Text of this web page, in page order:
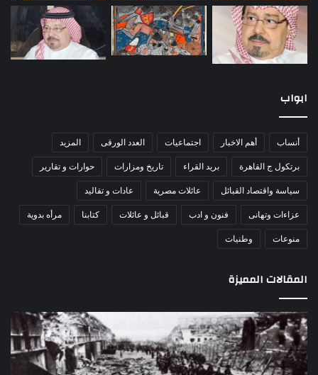
ابواب
أنساب أهم الاخبار اجتماعيات العدد الورقى المزيد
برتكول ج القاهرة بريد القراء تاريخ ومزارات حوارات و تقارير
سياسة واقتصاد القبائل عائلات مصرية عادات و تقاليد
عزاءات وتهانى فنون و ادب قبائل و عائلات كتابنا مرأه بدوية
منوعات وطنيات
المقالات المميزة
مذبحة
اللد..
القصة
الكاملة